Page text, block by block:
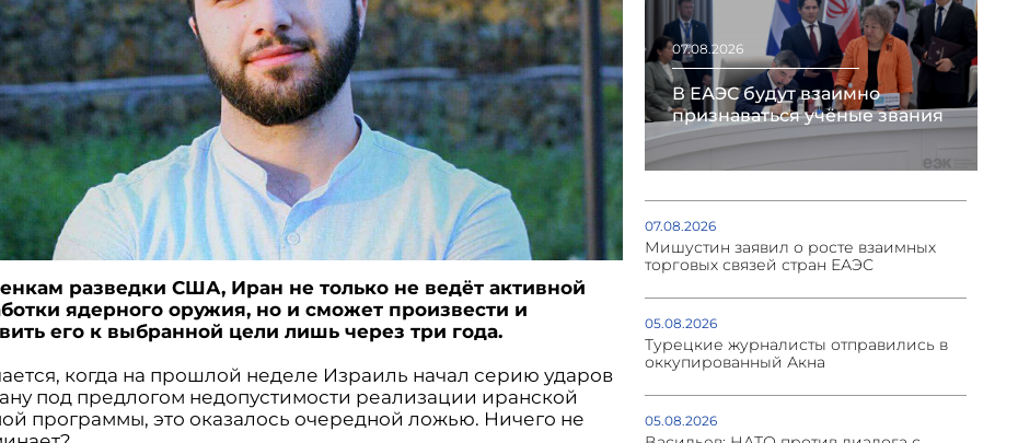
разведки США, Иран не только не ведёт активной
ядерного оружия, но и сможет произвести и
его к выбранной цели лишь через три года.
когда на прошлой неделе Израиль начал серию ударов
под предлогом недопустимости реализации иранской
программы, это оказалось очередной ложью. Ничего не
07.08.2026
В ЕАЭС будут взаимно
признаваться учёные звания
07.08.2026
Мишустин заявил о росте взаимных
торговых связей стран ЕАЭС
05.08.2026
Турецкие журналисты отправились в
оккупированный Акна
05.08.2026